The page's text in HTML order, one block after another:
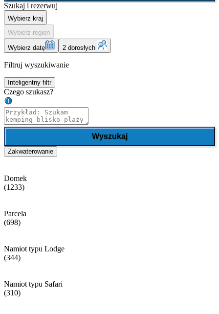
Szukaj i rezerwuj
Wybierz kraj
Wybierz region
Wybierz datę 2 dorosłych
Filtruj wyszukiwanie
Inteligentny filtr
Czego szukasz?
Wyszukaj
Zakwaterowanie
Domek
(1233)
Parcela
(698)
Namiot typu Lodge
(344)
Namiot typu Safari
(310)